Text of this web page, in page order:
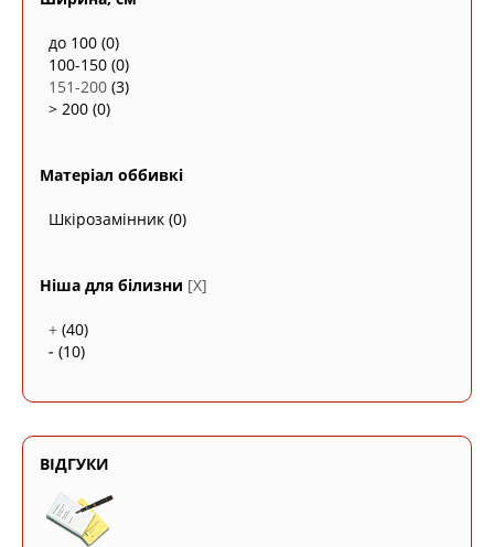
до 100 (0)
100-150 (0)
151-200 (3)
> 200 (0)
Матеріал оббивкі
Шкірозамінник (0)
Ніша для білизни [X]
+ (40)
- (10)
ВІДГУКИ